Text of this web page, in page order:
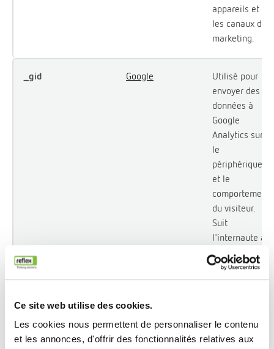
Ce site web utilise des cookies.
Les cookies nous permettent de personnaliser le contenu
et les annonces, d'offrir des fonctionnalités relatives aux
appareils et
les canaux de
marketing.
_gid Google
Utilisé pour
envoyer des
données à
Google
Analytics sur
le
périphérique
et le
comportement
du visiteur.
Suit
l'internaute à
travers les
appareils et
les canaux de
_hjCookieTest Hotjar
Collecte des